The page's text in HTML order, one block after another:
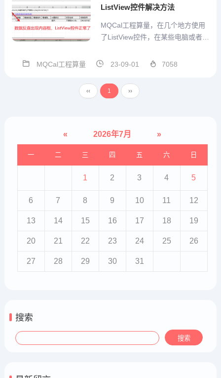
ListView控件解决方法
MQCal工程算量，在几个地方使用
了ListView控件，在某些电脑或者E
误。这个时候一般时因为缺少ListVi
册Listview控件。下面连接下载控件
并注册，一般都可成功...
MQCal工程算量 23-09-01 7058
‹‹ 1 ››
« 2026年7月 »
一 二 三 四 五 六 日
1 2 3 4 5
6 7 8 9 10 11 12
13 14 15 16 17 18 19
20 21 22 23 24 25 26
27 28 29 30 31
搜索